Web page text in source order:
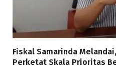
Fiskal Samarinda
Perketat Skala Prioritas